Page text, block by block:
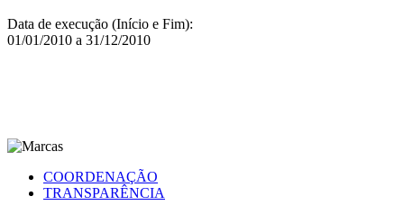
Data de execução (Início e Fim):
01/01/2010 a 31/12/2010
COORDENAÇÃO
TRANSPARÊNCIA